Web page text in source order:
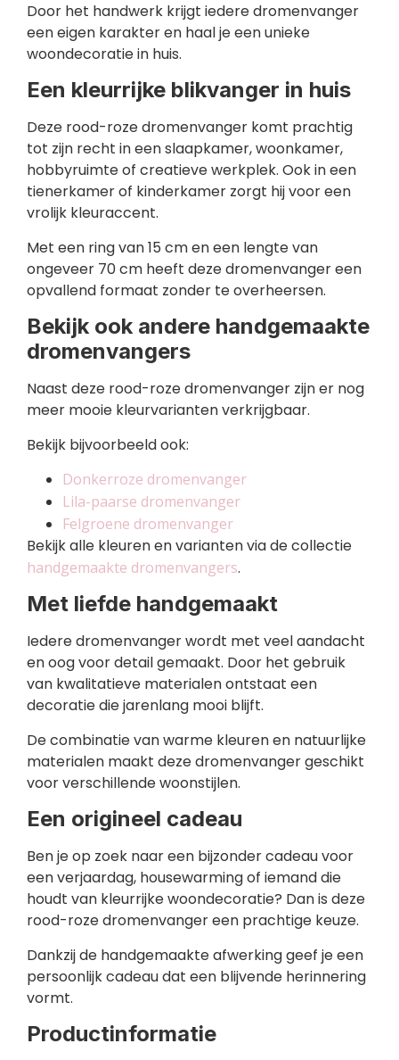
Door het handwerk krijgt iedere dromenvanger
een eigen karakter en haal je een unieke
woondecoratie in huis.
Een kleurrijke blikvanger in huis
Deze rood-roze dromenvanger komt prachtig
tot zijn recht in een slaapkamer, woonkamer,
hobbyruimte of creatieve werkplek. Ook in een
tienerkamer of kinderkamer zorgt hij voor een
vrolijk kleuraccent.
Met een ring van 15 cm en een lengte van
ongeveer 70 cm heeft deze dromenvanger een
opvallend formaat zonder te overheersen.
Bekijk ook andere handgemaakte
dromenvangers
Naast deze rood-roze dromenvanger zijn er nog
meer mooie kleurvarianten verkrijgbaar.
Bekijk bijvoorbeeld ook:
Donkerroze dromenvanger
Lila-paarse dromenvanger
Felgroene dromenvanger
Bekijk alle kleuren en varianten via de collectie
handgemaakte dromenvangers.
Met liefde handgemaakt
Iedere dromenvanger wordt met veel aandacht
en oog voor detail gemaakt. Door het gebruik
van kwalitatieve materialen ontstaat een
decoratie die jarenlang mooi blijft.
De combinatie van warme kleuren en natuurlijke
materialen maakt deze dromenvanger geschikt
voor verschillende woonstijlen.
Een origineel cadeau
Ben je op zoek naar een bijzonder cadeau voor
een verjaardag, housewarming of iemand die
houdt van kleurrijke woondecoratie? Dan is deze
rood-roze dromenvanger een prachtige keuze.
Dankzij de handgemaakte afwerking geef je een
persoonlijk cadeau dat een blijvende herinnering
vormt.
Productinformatie